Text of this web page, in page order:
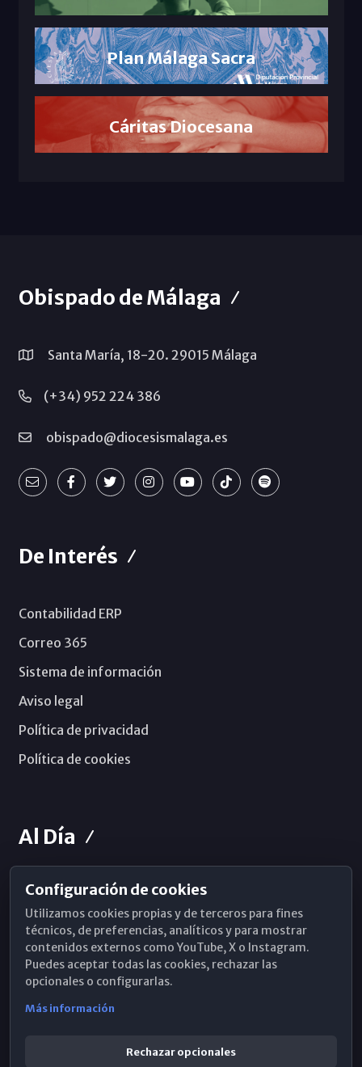
Plan Málaga Sacra
Cáritas Diocesana
Obispado de Málaga
Santa María, 18-20. 29015 Málaga
(+34) 952 224 386
obispado@diocesismalaga.es
De Interés
Contabilidad ERP
Correo 365
Sistema de información
Aviso legal
Política de privacidad
Política de cookies
Al Día
Horarios de Misa
Hemeroteca
WhatsApp
Configuración de cookies
Utilizamos cookies propias y de terceros para fines
técnicos, de preferencias, analíticos y para mostrar
contenidos externos como YouTube, X o Instagram.
Puedes aceptar todas las cookies, rechazar las
opcionales o configurarlas.
Más información
Rechazar opcionales